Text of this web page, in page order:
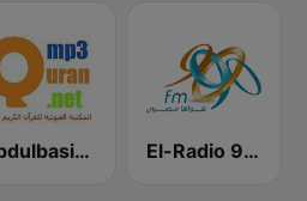
Abdulbasit Abdulsamad WARSH Radio El-Radio‎ 9090 (الراديو٩٠٩٠)